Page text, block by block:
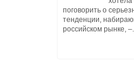
поговорить о
тенденции,
российском рынке,